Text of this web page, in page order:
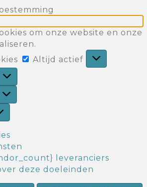
om onze website en onze
Functionele
cookies
Altijd actief
Voorkeuren
Statistieken
leveranciers
deze doeleinden